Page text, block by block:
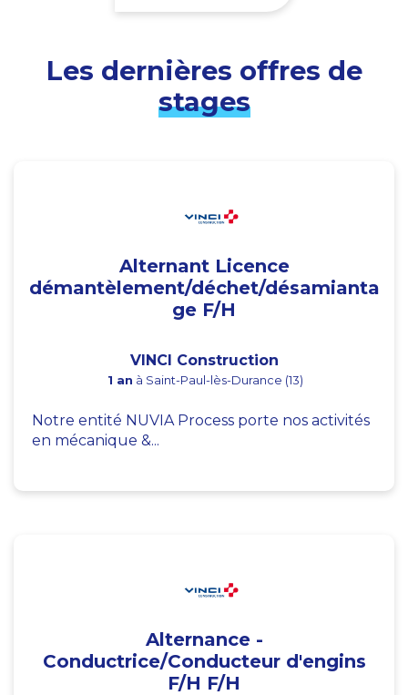
Les dernières offres de
stages
Alternant Licence
démantèlement/déchet/désamianta
ge F/H
VINCI Construction
1 an à Saint-Paul-lès-Durance (13)
Notre entité NUVIA Process porte nos activités
en mécanique &...
Alternance -
Conductrice/Conducteur d'engins
F/H F/H